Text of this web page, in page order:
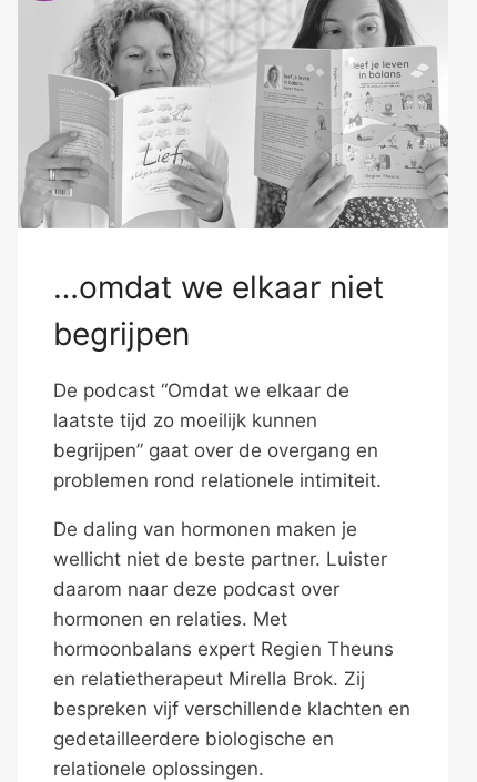
…omdat we elkaar niet
begrijpen
De podcast “Omdat we elkaar de
laatste tijd zo moeilijk kunnen
begrijpen” gaat over de overgang en
problemen rond relationele intimiteit.
De daling van hormonen maken je
wellicht niet de beste partner. Luister
daarom naar deze podcast over
hormonen en relaties. Met
hormoonbalans expert Regien Theuns
en relatietherapeut Mirella Brok. Zij
bespreken vijf verschillende klachten en
gedetailleerdere biologische en
relationele oplossingen.